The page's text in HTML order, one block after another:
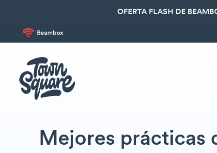
OFERTA FLASH DE
Mejores prácticas